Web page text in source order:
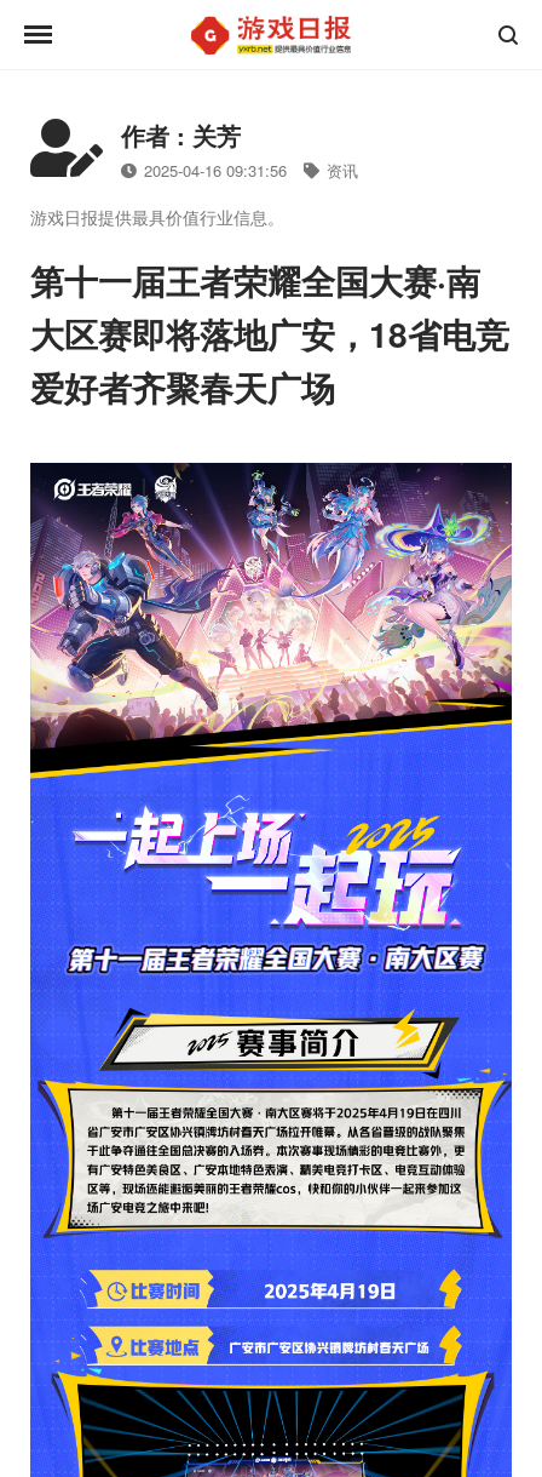
作者 : 关芳
2025-04-16 09:31:56 资讯
游戏日报提供最具价值行业信息。
第十一届王者荣耀全国大赛·南
大区赛即将落地广安，18省电竞
爱好者齐聚春天广场